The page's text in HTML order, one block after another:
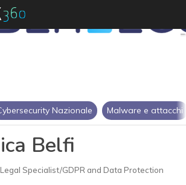
Nazionale Malware e attacchi
Belfi
Specialist/GDPR and Data Protection